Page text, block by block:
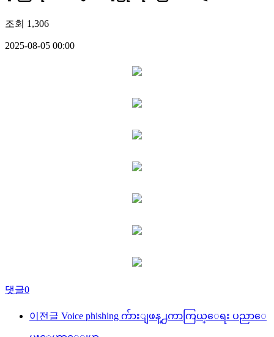
조회 1,306
2025-08-05 00:00
댓글0
이전글 Voice phishing က်ားျဖန္႕ကာကြယ္ေရး ပညာေ